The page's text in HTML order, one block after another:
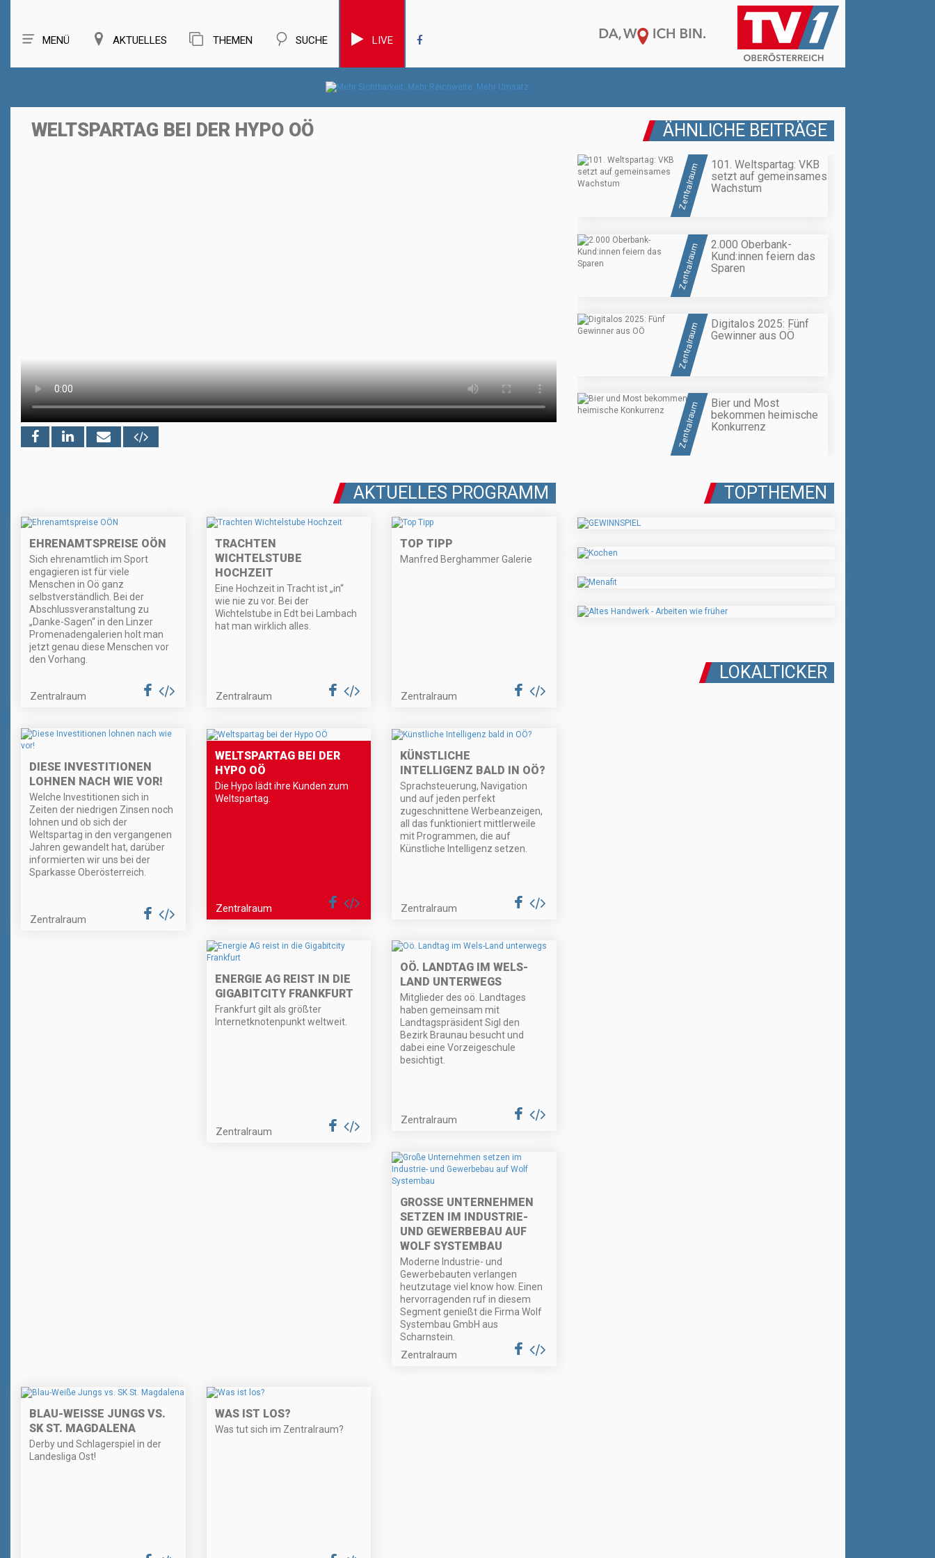
MENÜ AKTUELLES THEMEN SUCHE LIVE
WELTSPARTAG BEI DER HYPO OÖ ÄHNLICHE BEITRÄGE
Zentralraum
101. Weltspartag: VKB
setzt auf gemeinsames
Wachstum
Zentralraum
2.000 Oberbank-
Kund:innen feiern das
Sparen
Zentralraum
Digitalos 2025: Fünf
Gewinner aus OÖ
Zentralraum
Bier und Most
bekommen heimische
Konkurrenz
AKTUELLES PROGRAMM
EHRENAMTSPREISE OÖN
Sich ehrenamtlich im Sport
engagieren ist für viele
Menschen in Oö ganz
selbstverständlich. Bei der
Abschlussveranstaltung zu
„Danke-Sagen“ in den Linzer
Promenadengalerien holt man
jetzt genau diese Menschen vor
den Vorhang.
Zentralraum
TRACHTEN
WICHTELSTUBE
HOCHZEIT
Eine Hochzeit in Tracht ist „in“
wie nie zu vor. Bei der
Wichtelstube in Edt bei Lambach
hat man wirklich alles.
Zentralraum
TOP TIPP
Manfred Berghammer Galerie
Zentralraum
DIESE INVESTITIONEN
LOHNEN NACH WIE VOR!
Welche Investitionen sich in
Zeiten der niedrigen Zinsen noch
lohnen und ob sich der
Weltspartag in den vergangenen
Jahren gewandelt hat, darüber
informierten wir uns bei der
Sparkasse Oberösterreich.
Zentralraum
WELTSPARTAG BEI DER
HYPO OÖ
Die Hypo lädt ihre Kunden zum
Weltspartag.
Zentralraum
KÜNSTLICHE
INTELLIGENZ BALD IN OÖ?
Sprachsteuerung, Navigation
und auf jeden perfekt
zugeschnittene Werbeanzeigen,
all das funktioniert mittlerweile
mit Programmen, die auf
Künstliche Intelligenz setzen.
Zentralraum
ENERGIE AG REIST IN DIE
GIGABITCITY FRANKFURT
Frankfurt gilt als größter
Internetknotenpunkt weltweit.
Zentralraum
OÖ. LANDTAG IM WELS-
LAND UNTERWEGS
Mitglieder des oö. Landtages
haben gemeinsam mit
Landtagspräsident Sigl den
Bezirk Braunau besucht und
dabei eine Vorzeigeschule
besichtigt.
Zentralraum
GROSSE UNTERNEHMEN S
ETZEN IM INDUSTRIE- U
ND GEWERBEBAU AUF W
OLF SYSTEMBAU
Moderne Industrie- und
Gewerbebauten verlangen
heutzutage viel know how. Einen
hervorragenden ruf in diesem
Segment genießt die Firma Wolf
Systembau GmbH aus
Scharnstein.
Zentralraum
BLAU-WEISSE JUNGS VS. S
K ST. MAGDALENA
Derby und Schlagerspiel in der
Landesliga Ost!
WAS IST LOS?
Was tut sich im Zentralraum?
TOPTHEMEN
LOKALTICKER